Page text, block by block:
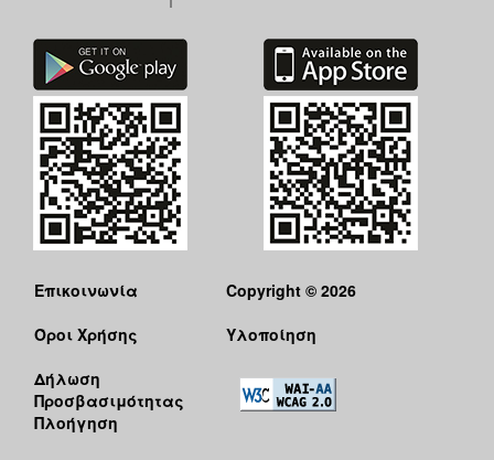
Επικοινωνία
Όροι Χρήσης
Δήλωση
Προσβασιμότητας
Πλοήγηση
Copyright © 2026
Υλοποίηση